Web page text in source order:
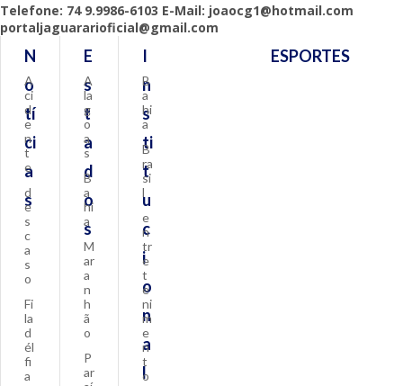
Telefone: 74 9.9986-6103 E-Mail: joaocg1@hotmail.com
portaljaguararioficial@gmail.com
N
o
tí
ci
a
s
A
ci
d
e
n
t
e
d
e
s
c
a
s
o
Fi
la
d
él
fi
a
E
s
t
a
d
o
s
A
la
g
o
a
s
B
a
hi
a
M
ar
a
n
h
ã
o
P
ar
I
n
s
ti
t
u
c
i
o
n
a
l
B
a
hi
a
B
ra
si
l
e
n
tr
e
t
e
ni
m
e
n
t
o
ESPORTES